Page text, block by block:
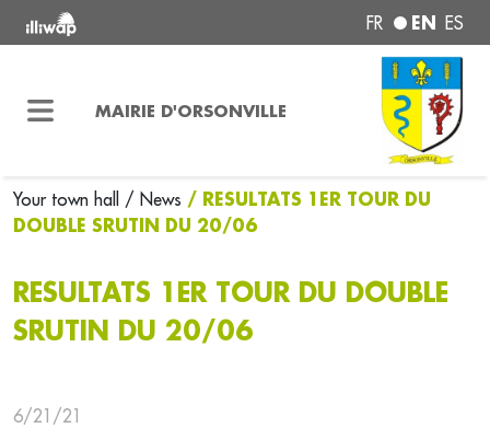
FR EN ES
MAIRIE D'ORSONVILLE
Your town hall / News / RESULTATS 1ER TOUR DU
DOUBLE SRUTIN DU 20/06
RESULTATS 1ER TOUR DU DOUBLE
SRUTIN DU 20/06
6/21/21